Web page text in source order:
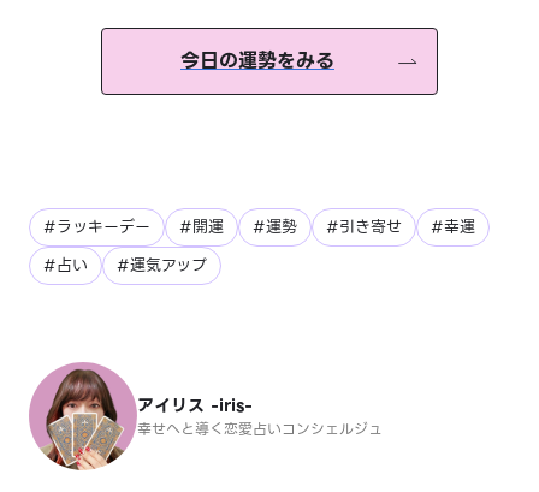
今日の運勢をみる
#ラッキーデー #開運 #運勢 #引き寄せ
#幸運
#占い
#運気アップ
アイリス -iris-
幸せへと導く恋愛占いコンシェルジュ